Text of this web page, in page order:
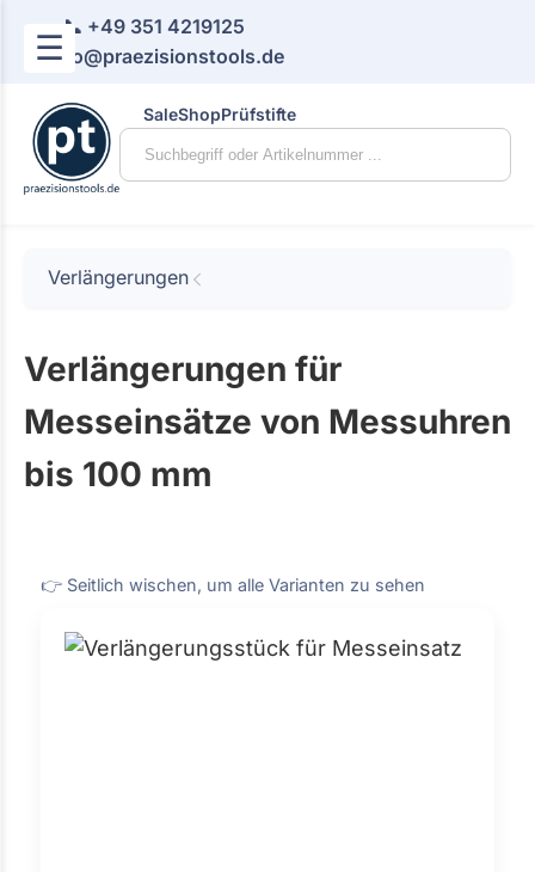
☰
📞 +49 351 4219125
📧 info@praezisionstools.de
SaleShopPrüfstifte
Verlängerungen
Verlängerungen für
Messeinsätze von Messuhren
bis 100 mm
👉 Seitlich wischen, um alle Varianten zu sehen